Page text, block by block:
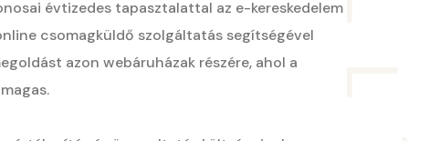
évtizedes tapasztalattal az e-kereskedelem
csomagküldő szolgáltatás segítségével
azon webáruházak részére, ahol a